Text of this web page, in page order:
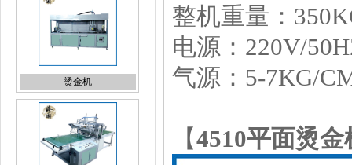
腾图热转印机
整机重量：
电源：220V/
气源：5-7KG/
【4510平面烫金